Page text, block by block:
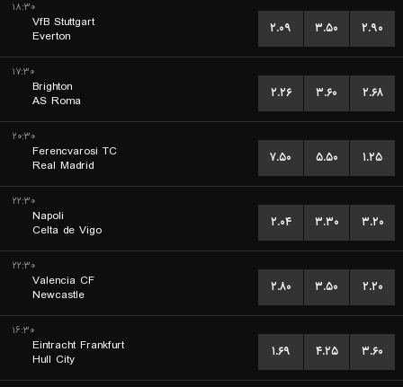
۱۸:۳۰
VfB Stuttgart
Everton
۲.۰۹ ۳.۵۰ ۲.۹۰
۱۷:۳۰
Brighton
AS Roma
۲.۲۶ ۳.۶۰ ۲.۶۸
۲۰:۳۰
Ferencvarosi TC
Real Madrid
۷.۵۰ ۵.۵۰ ۱.۲۵
۲۲:۳۰
Napoli
Celta de Vigo
۲.۰۴ ۳.۳۰ ۳.۲۰
۲۲:۳۰
Valencia CF
Newcastle
۲.۸۰ ۳.۵۰ ۲.۲۰
۱۶:۳۰
Eintracht Frankfurt
Hull City
۱.۶۹ ۴.۲۵ ۳.۶۰